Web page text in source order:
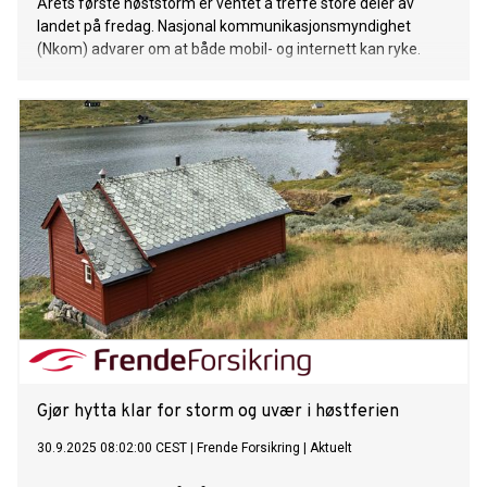
Årets første høststorm er ventet å treffe store deler av
landet på fredag. Nasjonal kommunikasjonsmyndighet
(Nkom) advarer om at både mobil- og internett kan ryke.
Gjør hytta klar for storm og uvær i høstferien
30.9.2025 08:02:00 CEST Frende Forsikring Aktuelt